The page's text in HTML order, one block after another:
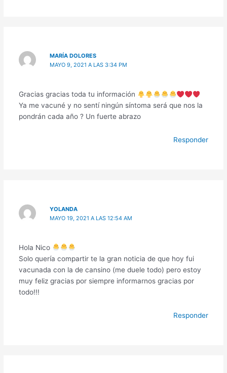
MARÍA DOLORES
MAYO 9, 2021 A LAS 3:34 PM
Gracias gracias toda tu información
Ya me vacuné y no sentí ningún síntoma será que nos la
pondrán cada año ? Un fuerte abrazo
Responder
YOLANDA
MAYO 19, 2021 A LAS 12:54 AM
Hola Nico
Solo quería compartir te la gran noticia de que hoy fui
vacunada con la de cansino (me duele todo) pero estoy
muy feliz gracias por siempre informarnos gracias por
todo!!!
Responder